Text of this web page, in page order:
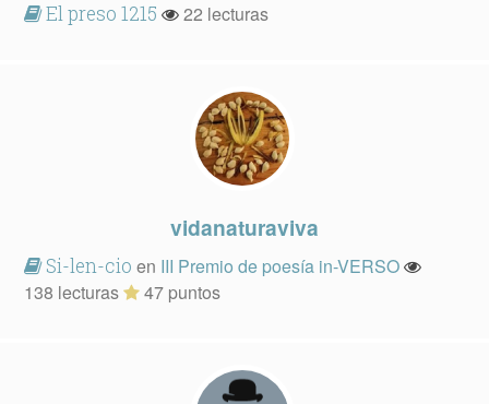
El preso 1215 22 lecturas
vidanaturaviva
Si-len-cio en III Premio de poesía in-VERSO
138 lecturas
47 puntos